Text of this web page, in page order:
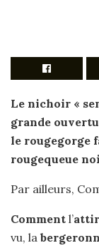
Le nichoir «
grande
le rougegorge
rougequeue
Par ailleurs,
Comment l’
vu, la